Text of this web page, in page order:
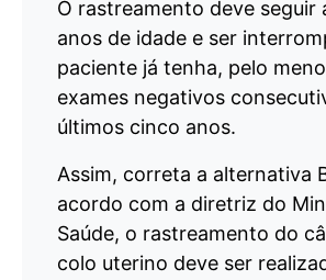
O rastreamento deve seguir
anos de idade e ser
paciente já tenha, pelo
exames negativos
últimos cinco anos.
Assim, correta a alternativa
acordo com a diretriz do
Saúde, o rastreamento do
colo uterino deve ser